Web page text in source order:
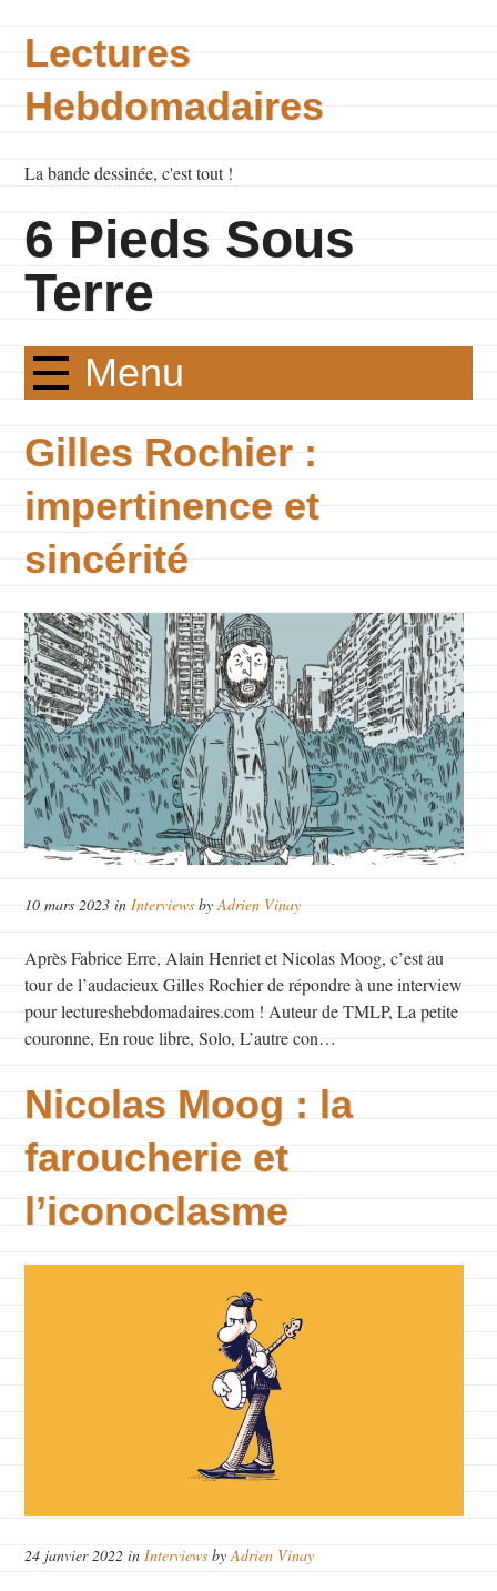
Lectures
Hebdomadaires
La bande dessinée, c'est tout !
6 Pieds Sous
Terre
Menu
Gilles Rochier :
impertinence et
sincérité
10 mars 2023 in Interviews byAdrien Vinay
Après Fabrice Erre, Alain Henriet et Nicolas Moog, c’est au
tour de l’audacieux Gilles Rochier de répondre à une interview
pour lectureshebdomadaires.com ! Auteur de TMLP, La petite
couronne, En roue libre, Solo, L’autre con…
Nicolas Moog : la
faroucherie et
l’iconoclasme
24 janvier 2022 inInterviews byAdrien Vinay